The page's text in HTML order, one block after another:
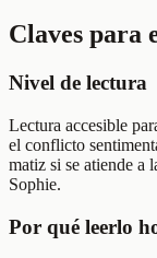
Claves para
Nivel de lectura
Lectura accesible
el conflicto
matiz si se atiende a
Sophie.
Por qué leerlo